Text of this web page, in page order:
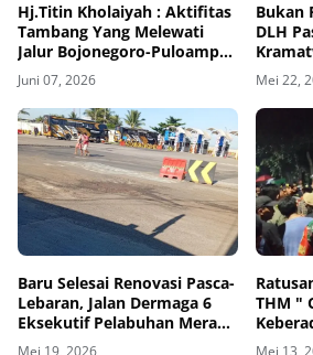
Hj.Titin Kholaiyah : Aktifitas
Tambang Yang Melewati
Jalur Bojonegoro-Puloampel
Udaranya Sudah Tidak Sehat
Juni 07, 2026
Bukan
DLH
Mei 22,
Baru Selesai Renovasi Pasca-
Lebaran, Jalan Dermaga 6
Eksekutif Pelabuhan Merak
Kembali Rusak Parah
Mei 19, 2026
THM "
Wajah
Mei 13,